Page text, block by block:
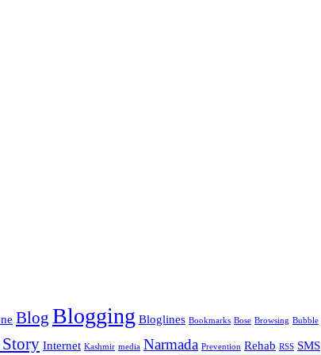
Blog Blogging Bloglines Bookmarks Bose Browsing Bubble
Internet Kashmir media Narmada Prevention Rehab RSS SMS